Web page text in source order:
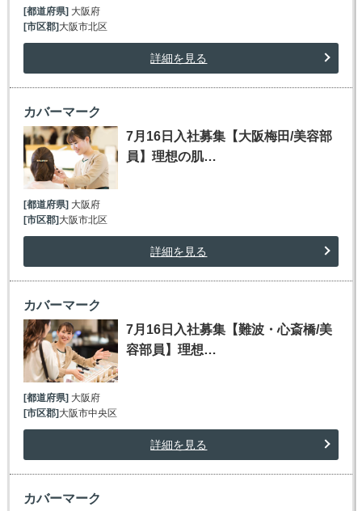
[都道府県] 大阪府
[市区郡] 大阪市北区
詳細を見る
カバーマーク
7月16日入社募集【大阪梅田/美容部
員】理想の肌…
[都道府県] 大阪府
[市区郡] 大阪市北区
詳細を見る
カバーマーク
7月16日入社募集【難波・心斎橋/美
容部員】理想…
[都道府県] 大阪府
[市区郡] 大阪市中央区
詳細を見る
カバーマーク